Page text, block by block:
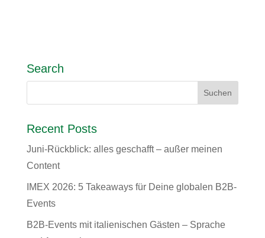
Search
Recent Posts
Juni-Rückblick: alles geschafft – außer meinen
Content
IMEX 2026: 5 Takeaways für Deine globalen B2B-
Events
B2B-Events mit italienischen Gästen – Sprache